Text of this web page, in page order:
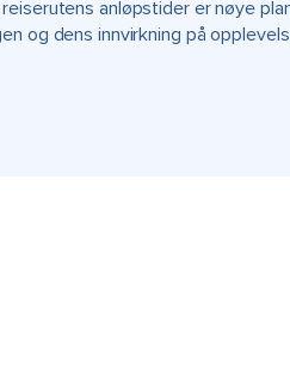
anløpstider er nøye
og dens innvirkning på